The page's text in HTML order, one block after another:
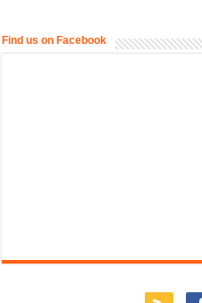
Find us on Facebook